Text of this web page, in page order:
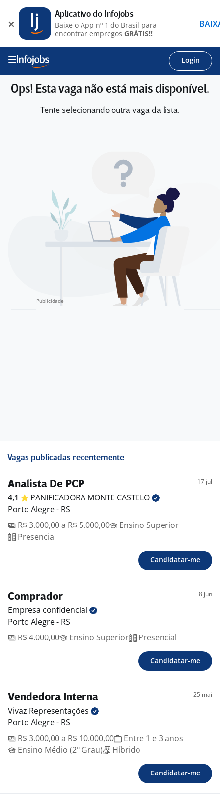
Login
Ops! Esta vaga não está mais disponível.
Tente selecionando outra vaga da lista.
Vagas publicadas recentemente
Analista De PCP 17 jul
4,1 PANIFICADORA MONTE CASTELO
Porto Alegre - RS
R$ 3.000,00 a R$ 5.000,00
Ensino Superior
Presencial
Candidatar-me
Comprador 8 jun
Empresa confidencial
Porto Alegre - RS
R$ 4.000,00
Ensino Superior Presencial
Candidatar-me
Vendedora Interna 25 mai
Vivaz Representações
Porto Alegre - RS
R$ 3.000,00 a R$ 10.000,00
Entre 1 e 3 anos
Ensino Médio (2º Grau)
Híbrido
Candidatar-me
Aplicativo do Infojobs
Baixe o App nº 1 do Brasil para
encontrar empregos GRÁTIS!!